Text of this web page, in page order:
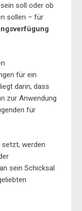
soll oder ob
sollen – für
für ein
darin, dass
zur Anwendung
für
setzt, werden
sein Schicksal